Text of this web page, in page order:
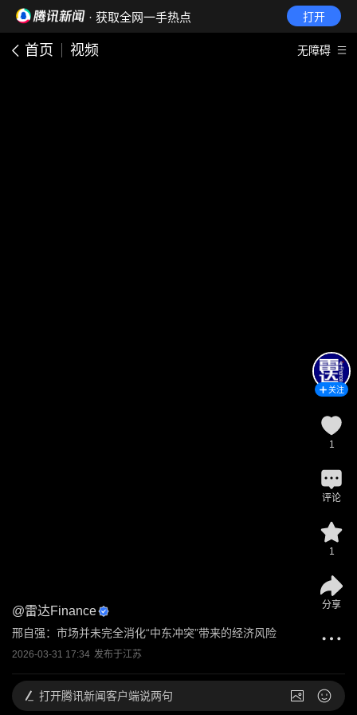
· 获取全网一手热点 打开
首页 视频 无障碍
@雷达Finance
邢自强：市场并未完全消化“中东冲突”带来的经济风险
2026-03-31 17:34 发布于江苏
关注
1
评论
1
分享
打开腾讯新闻客户端说两句